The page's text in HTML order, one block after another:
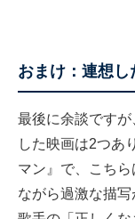
おまけ：連想し
最後に余談です
した映画は2つあ
マン』で、こち
ながら過激な描